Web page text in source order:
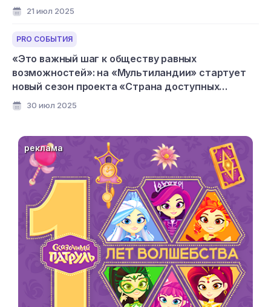
21 июл 2025
PRO СОБЫТИЯ
«Это важный шаг к обществу равных
возможностей»: на «Мультиландии» стартует
новый сезон проекта «Страна доступных
мультфильмов»
30 июл 2025
реклама